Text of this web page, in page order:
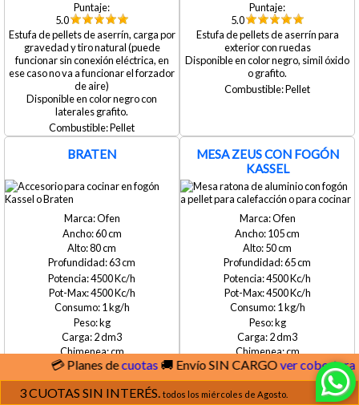
5.0
Estufa de pellets de aserrín, carga por
gravedad y tiro natural (puede
funcionar sin conexión eléctrica, en
ese caso no va a funcionar el forzador
de aire)
Disponible en color negro con
laterales grafito.
Pellet
5.0
Estufa de pellets de aserrín para
exterior con ruedas
Disponible en color negro, simil óxido
o grafito.
Pellet
BRATEN
Ofen
60
80
63
4500
4500
1
2
no
no
MESA ZEUS CON FOGÓN
KASSEL
Ofen
105
50
65
4500
4500
1
2
no
no
Planes decuotas🚚 Envío SIN CARGOver cobertura
3 CUOTAS SIN INTERÉS. todos los miércoles de Agosto.